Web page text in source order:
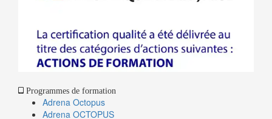
Programmes de formation
Adrena Octopus
Adrena OCTOPUS